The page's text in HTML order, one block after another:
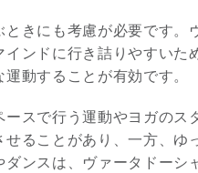
ときにも考慮が必要です。
インドに行き詰りやすいた
動することが有効です。
スで行う運動やヨガのス
せることがあり、一方、ゆ
ダンスは、ヴァータドーシ